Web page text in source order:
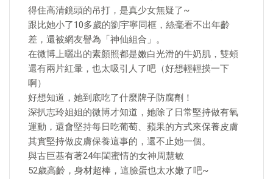
得住高清鏡頭的吊打，是真少女無疑了~
跟比她小了10多歲的劉宇寧同框，絲毫看不出年齡
差，還被網友譽為「神仙組合」。
在微博上曬出的素顏照都是嫩白光滑的牛奶肌，雙頰
還有兩片紅暈，也太吸引人了吧（好想輕輕摸一下
啊）
好想知道，她到底吃了什麼牌子防腐劑！
深扒志玲姐姐的微博才知道，她除了日常堅持做有氧
運動，還會堅持每日吃葡萄、蘋果的方式來保養皮膚
其實堅持做皮膚保養這事的，還不止她一個。
與古巨基有著24年閨蜜情的女神周慧敏
52歲高齡，身材超棒，這臉蛋也太水嫩了吧~